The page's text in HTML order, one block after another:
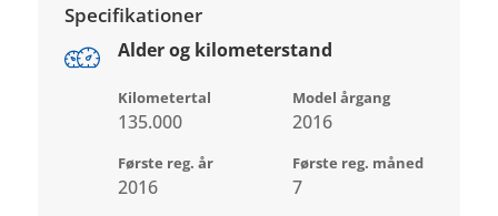
Specifikationer
Alder og kilometerstand
Kilometertal
135.000
Model årgang
2016
Første reg. år
2016
Første reg. måned
7